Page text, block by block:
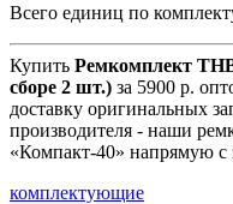
Всего единиц по
Купить Ремкомплект
сборе 2 шт.) за 5900 р.
доставку оригинальных
производителя - наши
«Компакт-40» напрямую с
комплектующие